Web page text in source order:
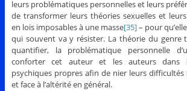
leurs problématiques personnelles et leurs
de transformer leurs théories sexuelles et
en lois imposables à une masse[35]– pour
qui souvent va y résister. La théorie du genre
quantifier, la problématique personnelle
conforter cet auteur et les auteurs dans
psychiques propres afin de nier leurs difficultés
et face à l’altérité en général.